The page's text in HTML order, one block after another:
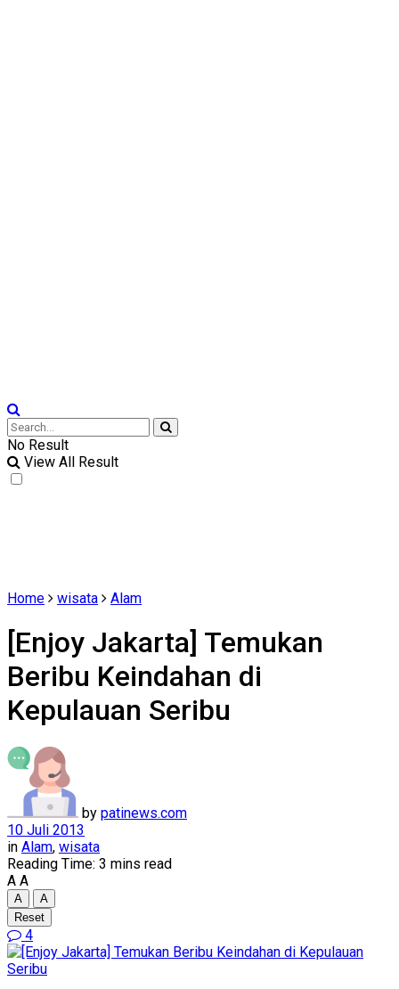
No Result
View All Result
Home wisata Alam
[Enjoy Jakarta] Temukan
Beribu Keindahan di
Kepulauan Seribu
by patinews.com
10 Juli 2013
in Alam, wisata
Reading Time: 3 mins read
A A
A
A
Reset
4